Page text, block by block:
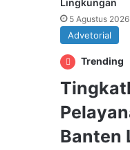
Lingkungan
5 Agustus 2026